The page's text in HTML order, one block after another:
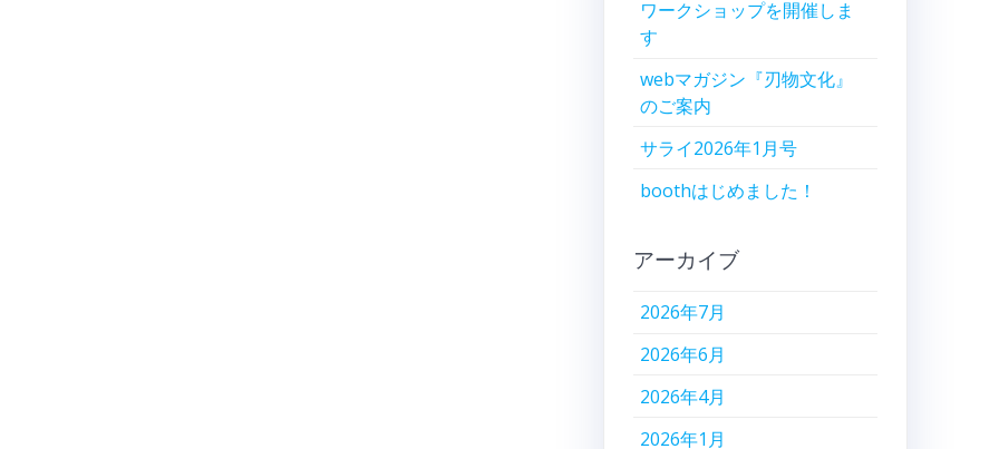
ワークショップを開催しま
す
webマガジン『刃物文化』
のご案内
サライ2026年1月号
boothはじめました！
アーカイブ
2026年7月
2026年6月
2026年4月
2026年1月